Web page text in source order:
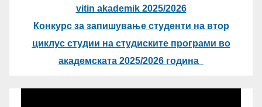
vitin akademik 2025/2026
Конкурс за запишување студенти на втор
циклус студии на студиските програми во
академската 2025/2026 година